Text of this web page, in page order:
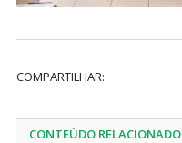
COMPARTILHAR:
CONTEÚDO RELACIONADO